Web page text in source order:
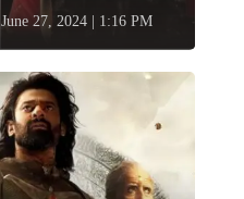
June 27, 2024 | 1:16 PM